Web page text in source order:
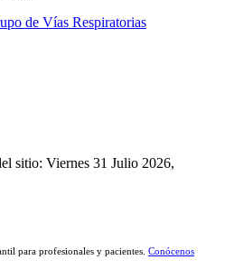
de Vías Respiratorias
sitio: Viernes 31 Julio 2026,
para profesionales y pacientes. Conócenos